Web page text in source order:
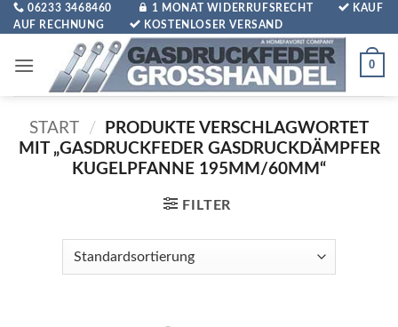
Zum
Inhalt
06233 3468460 1 MONAT WIDERRUFSRECHT
KAUF
AUF RECHNUNG
KOSTENLOSER VERSAND
0
START /
PRODUKTE VERSCHLAGWORTET
MIT „GASDRUCKFEDER GASDRUCKDÄMPFER
KUGELPFANNE 195MM/60MM“
FILTER